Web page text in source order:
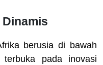
berusia di bawah
pada inovasi